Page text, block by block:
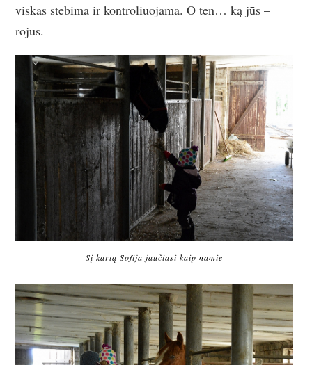
viskas stebima ir kontroliuojama. O ten… ką jūs –
rojus.
Šį kartą Sofija jaučiasi kaip namie